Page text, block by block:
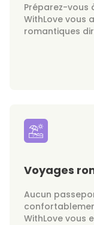
Préparez-vous
WithLove vous
romantiques
Voyages
Aucun
WithLove vous